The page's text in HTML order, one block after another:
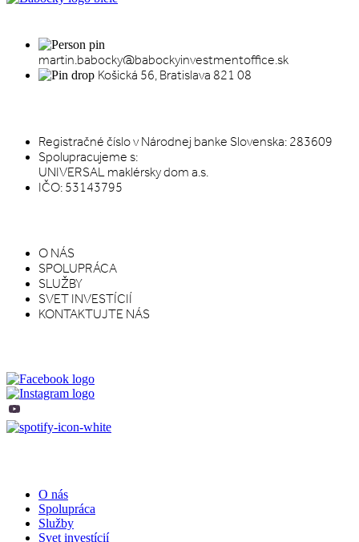
martin.babocky@babockyinvestmentoffice.sk
Košická 56, Bratislava 821 08
Registračné číslo v Národnej banke Slovenska: 283609
Spolupracujeme s:
UNIVERSAL maklérsky dom a.s.
IČO: 53143795
O NÁS
SPOLUPRÁCA
SLUŽBY
SVET INVESTÍCIÍ
KONTAKTUJTE NÁS
O nás
Spolupráca
Služby
Svet investícií